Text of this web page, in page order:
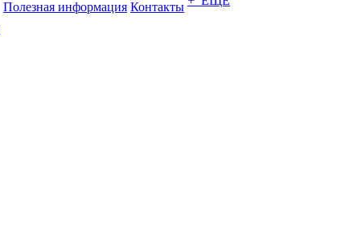
Полезная информация Контакты